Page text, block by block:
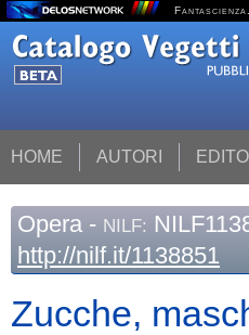
HOME AUTORI
Opera - NILF:
http://nilf.it/1138851
Zucche,